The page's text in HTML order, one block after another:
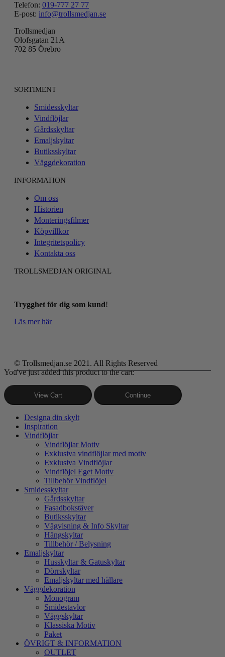
Telefon: 019-777 27 77
E-post: info@trollsmedjan.se
Trollsmedjan
Olofsgatan 21A
702 85 Örebro
SORTIMENT
Smidesskyltar
Vindflöjlar
Gårdsskyltar
Emaljskyltar
Butiksskyltar
Väggdekoration
INFORMATION
Om oss
Historien
Monteringsfilmer
Köpvillkor
Integritetspolicy
Kontakta oss
TROLLSMEDJAN ORIGINAL
Trygghet för dig som kund!
Läs mer här
© Trollsmedjan.se 2021. All Rights Reserved
You've just added this product to the cart:
View Cart Continue
Designa din skylt
Inspiration
Vindflöjlar
Vindflöjlar Motiv
Exklusiva vindflöjlar med motiv
Exklusiva Vindflöjlar
Vindflöjel Eget Motiv
Tillbehör Vindflöjel
Smidesskyltar
Gårdsskyltar
Fasadbokstäver
Butiksskyltar
Vägvisning & Info Skyltar
Hängskyltar
Tillbehör / Belysning
Emaljskyltar
Husskyltar & Gatuskyltar
Dörrskyltar
Emaljskyltar med hållare
Väggdekoration
Monogram
Smidestavlor
Väggskyltar
Klassiska Motiv
Paket
ÖVRIGT & INFORMATION
OUTLET